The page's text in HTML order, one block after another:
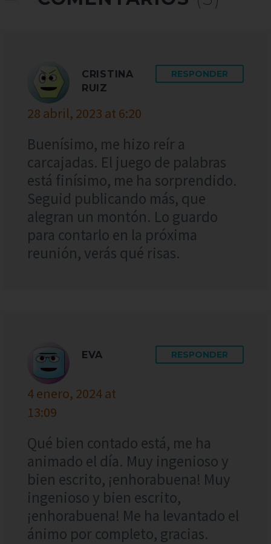
CRISTINA
RUIZ
28 abril, 2023 at 6:20
RESPONDER
Buenísimo, me hizo reír a
carcajadas. El juego de palabras
está finísimo, me ha sorprendido.
Seguid publicando más, que
alegran un montón. Lo guardo
para contarlo en la próxima
reunión, verás qué risas.
EVA
4 enero, 2024 at
13:09
RESPONDER
Qué bien contado está, me ha
animado el día. Muy ingenioso y
bien escrito, ¡enhorabuena! Muy
ingenioso y bien escrito,
¡enhorabuena! Me ha levantado el
ánimo por completo, gracias.